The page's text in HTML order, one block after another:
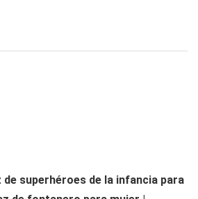
superhéroes de la infancia para